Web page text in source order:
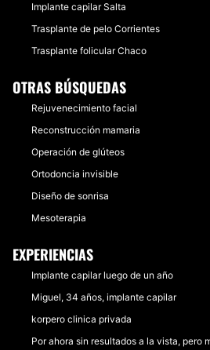
Implante capilar Salta
Trasplante de pelo Corrientes
Trasplante folicular Chaco
OTRAS BÚSQUEDAS
Rejuvenecimiento facial
Reconstrucción mamaria
Operación de glúteos
Ortodoncia invisible
Diseño de sonrisa
Mesoterapia
EXPERIENCIAS
Implante capilar luego de un año
Miguel, 34 años, implante capilar
korpero clinica privada
Por ahora sin resultados a la vista, pero